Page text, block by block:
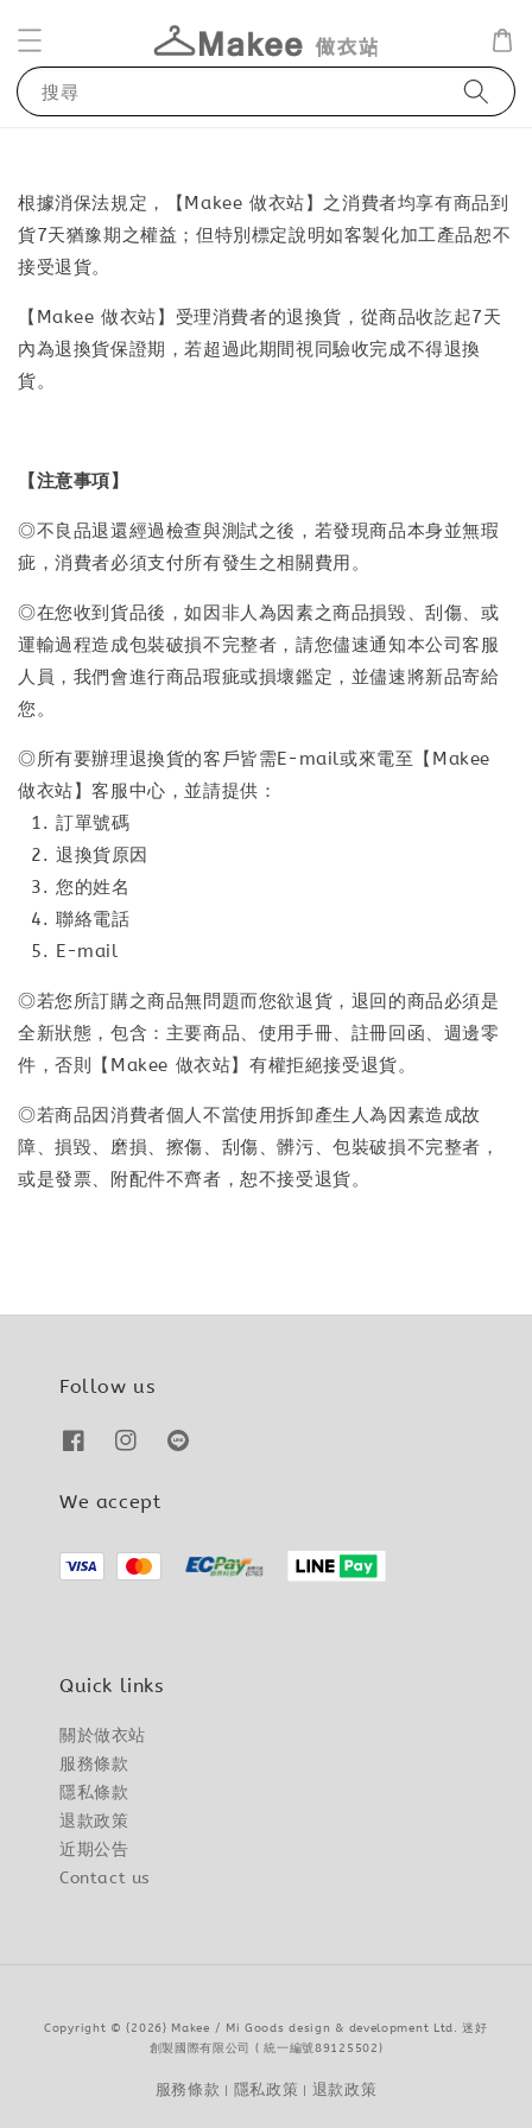
搜尋
根據消保法規定，【Makee 做衣站】之消費者均享有商品到
貨7天猶豫期之權益；但特別標定說明如客製化加工產品恕不
接受退貨。
【Makee 做衣站】受理消費者的退換貨，從商品收訖起7天
內為退換貨保證期，若超過此期間視同驗收完成不得退換
貨。
【注意事項】
◎不良品退還經過檢查與測試之後，若發現商品本身並無瑕
疵，消費者必須支付所有發生之相關費用。
◎在您收到貨品後，如因非人為因素之商品損毀、刮傷、或
運輸過程造成包裝破損不完整者，請您儘速通知本公司客服
人員，我們會進行商品瑕疵或損壞鑑定，並儘速將新品寄給
您。
◎所有要辦理退換貨的客戶皆需E-mail或來電至【Makee
做衣站】客服中心，並請提供：
1. 訂單號碼
2. 退換貨原因
3. 您的姓名
4. 聯絡電話
5. E-mail
◎若您所訂購之商品無問題而您欲退貨，退回的商品必須是
全新狀態，包含：主要商品、使用手冊、註冊回函、週邊零
件，否則【Makee 做衣站】有權拒絕接受退貨。
◎若商品因消費者個人不當使用拆卸產生人為因素造成故
障、損毀、磨損、擦傷、刮傷、髒污、包裝破損不完整者，
或是發票、附配件不齊者，恕不接受退貨。
Follow us
We accept
Quick links
關於做衣站
服務條款
隱私條款
退款政策
近期公告
Contact us
Copyright © {2026} Makee / Mi Goods design & development Ltd. 迷好
創製國際有限公司 ( 統一編號89125502)
服務條款 隱私政策 退款政策